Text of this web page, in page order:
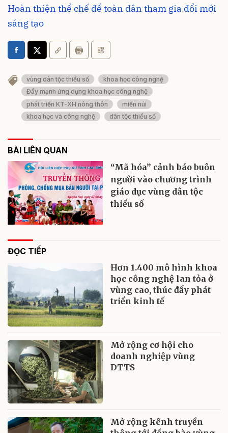
Hoàn thiện thể chế để toàn dân tham gia đổi mới
sáng tạo
vùng dân tộc thiểu số
khoa học công nghệ
Đẩy mạnh ứng dụng khoa học công nghệ
phát triển KT-XH nông thôn
miền núi
khoa học và công nghệ
dân tộc thiểu số
BÀI LIÊN QUAN
“Mã hóa” cảnh báo buôn
người vào chương trình
giáo dục vùng dân tộc
thiểu số
ĐỌC TIẾP
Hơn 1.400 mô hình khoa
học công nghệ lan tỏa ở
vùng cao, thúc đẩy phát
triển kinh tế
Mở rộng cơ hội cho
doanh nghiệp vùng
DTTS
Mở rộng kênh truyền